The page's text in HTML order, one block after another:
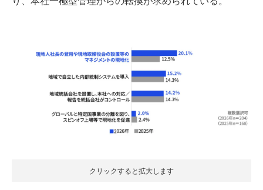
クリックすると拡大します